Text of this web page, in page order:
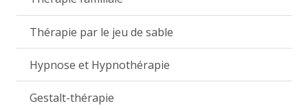
Thérapie par le jeu de sable
Hypnose et Hypnothérapie
Gestalt-thérapie